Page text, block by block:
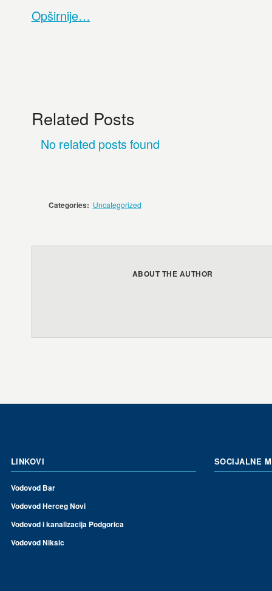
Opširnije…
Related Posts
No related posts found
Categories: Uncategorized
ABOUT THE AUTHOR
LINKOVI
Vodovod Bar
Vodovod Herceg Novi
Vodovod i kanalizacija Podgorica
Vodovod Niksic
SOCIJALNE